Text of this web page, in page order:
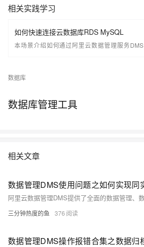
相关实践学习
如何快速连接云数据库RDS MySQL
本场景介绍如何通过阿里云数据管理服务
数据库
数据库管理工具
相关文章
三分钟热度的鱼 376